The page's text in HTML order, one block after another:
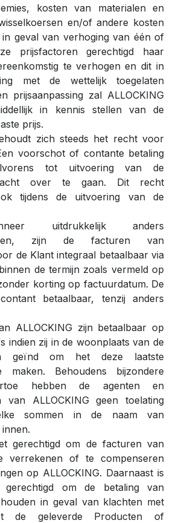
kosten van materialen en
en/of andere kosten
in geval van verhoging van één of
prijsfactoren gerechtigd haar
te verhogen en dit in
met de wettelijk toegelaten
prijsaanpassing zal ALLOCKING
in kennis stellen van de
prijs.
zich steeds het recht voor
voorschot of contante betaling
tot uitvoering van de
over te gaan. Dit recht
tijdens de uitvoering van de
uitdrukkelijk anders
zijn de facturen van
de Klant integraal betaalbaar via
de termijn zoals vermeld op
korting op factuurdatum. De
betaalbaar, tenzij anders
ALLOCKING zijn betaalbaar op
indien zij in de woonplaats van de
geïnd om het deze laatste
maken. Behoudens bijzondere
hebben de agenten en
van ALLOCKING geen toelating
sommen in de naam van
innen.
gerechtigd om de facturen van
verrekenen of te compenseren
op ALLOCKING. Daarnaast is
om de betaling van
in geval van klachten met
de geleverde Producten of